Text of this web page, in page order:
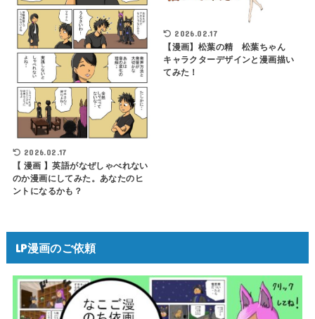
2026.02.17
【 漫画 】英語がなぜしゃべれない
のか漫画にしてみた。あなたのヒ
ントになるかも？
2026.02.17
【漫画】松葉の精 松葉ちゃん
キャラクターデザインと漫画描い
てみた！
LP漫画のご依頼